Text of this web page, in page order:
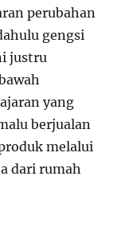
perubahan
gengsi
justru
yang
berjualan
melalui
dari rumah